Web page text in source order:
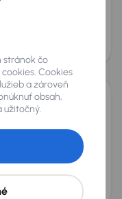
Akciová cena na úver
stránok čo
Cookies
a zároveň
obsah,
užitočný.